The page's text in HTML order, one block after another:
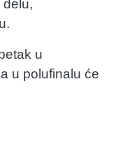
delu,
u
u polufinalu će